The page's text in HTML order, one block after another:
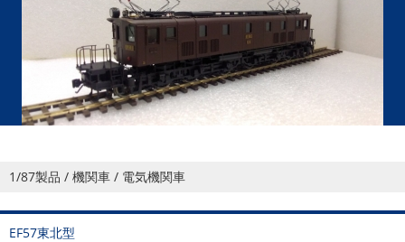
1/87製品 / 機関車 / 電気機関車
EF57東北型